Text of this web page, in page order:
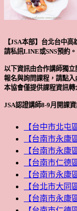
【JSA本部】台北台中高
請私訊LINE或SNS預約。
以下資訊由合作講師獨立
報名與詢問課程，請點
本協會僅提供課程資訊轉
JSA認證講師8-9月開課
【台中市北屯
【台南市永康
【台南市永康
【台南市仁德
【台南市永康
【台北市大同
【台南市永康